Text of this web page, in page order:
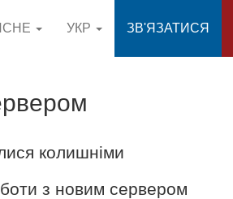
УКР ЗВ'ЯЗАТИСЯ
колишніми
з новим сервером